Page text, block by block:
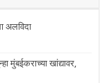
अलविदा
मुंबईकराच्या खांद्यावर,